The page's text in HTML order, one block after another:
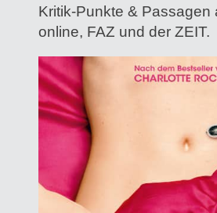
Kritik-Punkte & Passagen
online, FAZ und der ZEIT.